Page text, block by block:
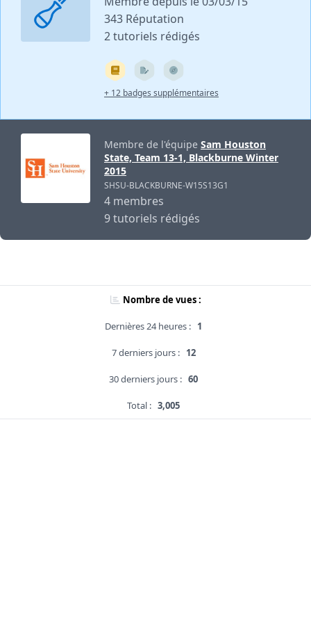
343 Réputation
2 tutoriels rédigés
+ 12 badges supplémentaires
Membre de l'équipe Sam Houston
State, Team 13-1, Blackburne Winter
2015
SHSU-BLACKBURNE-W15S13G1
4 membres
9 tutoriels rédigés
Nombre de vues :
Dernières 24 heures : 1
7 derniers jours : 12
30 derniers jours : 60
Total : 3,005